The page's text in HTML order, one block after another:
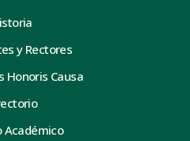
y Rectores
Honoris Causa
Académico